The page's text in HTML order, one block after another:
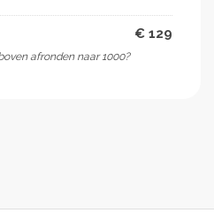
€ 129
afronden naar 1000?